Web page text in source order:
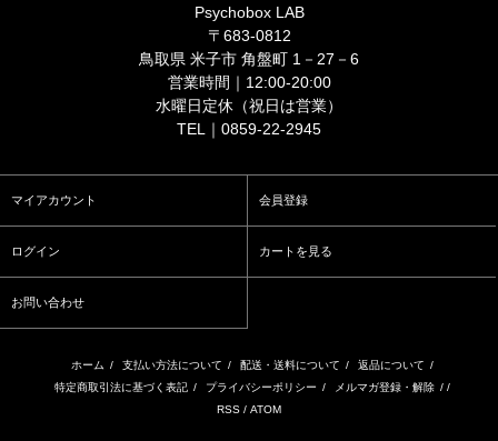
Psychobox LAB
〒683-0812
鳥取県 米子市 角盤町 1－27－6
営業時間｜12:00-20:00
水曜日定休（祝日は営業）
TEL｜0859-22-2945
マイアカウント 会員登録
ログイン カートを見る
お問い合わせ
ホーム / 支払い方法について / 配送・送料について / 返品について /
特定商取引法に基づく表記 / プライバシーポリシー / メルマガ登録・解除 / /
RSS / ATOM